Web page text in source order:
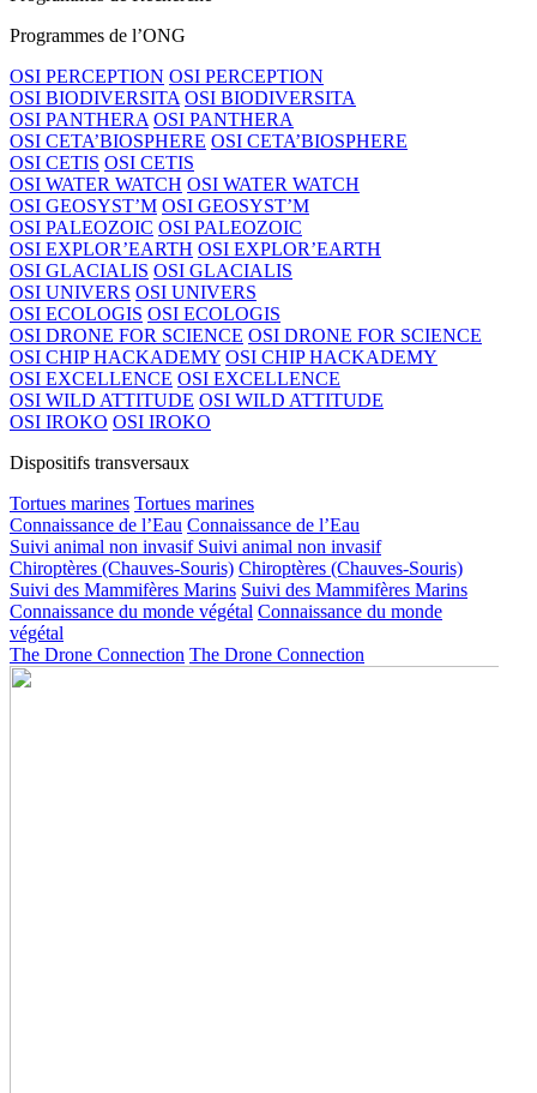
Programmes de l’ONG
OSI PERCEPTION OSI PERCEPTION
OSI BIODIVERSITA OSI BIODIVERSITA
OSI PANTHERA OSI PANTHERA
OSI CETA’BIOSPHERE OSI CETA’BIOSPHERE
OSI CETIS OSI CETIS
OSI WATER WATCH OSI WATER WATCH
OSI GEOSYST’M OSI GEOSYST’M
OSI PALEOZOIC OSI PALEOZOIC
OSI EXPLOR’EARTH OSI EXPLOR’EARTH
OSI GLACIALIS OSI GLACIALIS
OSI UNIVERS OSI UNIVERS
OSI ECOLOGIS OSI ECOLOGIS
OSI DRONE FOR SCIENCE OSI DRONE FOR SCIENCE
OSI CHIP HACKADEMY OSI CHIP HACKADEMY
OSI EXCELLENCE OSI EXCELLENCE
OSI WILD ATTITUDE OSI WILD ATTITUDE
OSI IROKO OSI IROKO
Dispositifs transversaux
Tortues marines Tortues marines
Connaissance de l’Eau Connaissance de l’Eau
Suivi animal non invasif Suivi animal non invasif
Chiroptères (Chauves-Souris) Chiroptères (Chauves-Souris)
Suivi des Mammifères Marins Suivi des Mammifères Marins
Connaissance du monde végétal Connaissance du monde
végétal
The Drone Connection The Drone Connection